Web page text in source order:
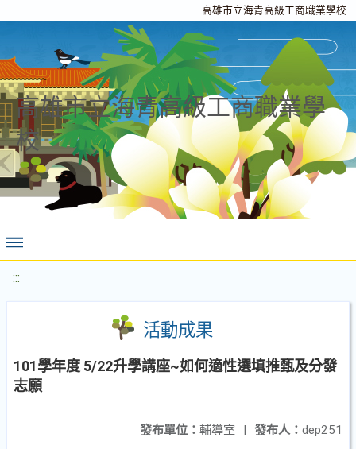
高雄市立海青高級工商職業學校
高雄市立海青高級工商職業學
校
:::
活動成果
101學年度 5/22升學講座~如何適性選填推甄及分發
志願
發布人： dep251
發布單位： 輔導室 |